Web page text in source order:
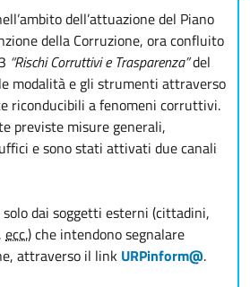
dell’attuazione del Piano
della Corruzione, ora confluito
“Rischi Corruttivi e Trasparenza”del
modalità e gli strumenti attraverso
riconducibili a fenomeni corruttivi.
previste misure generali,
e sono stati attivati due canali
dai soggetti esterni (cittadini,
ecc.) che intendono segnalare
attraverso il link URPinform@.